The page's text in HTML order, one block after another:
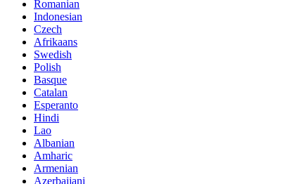
Romanian
Indonesian
Czech
Afrikaans
Swedish
Polish
Basque
Catalan
Esperanto
Hindi
Lao
Albanian
Amharic
Armenian
Azerbaijani